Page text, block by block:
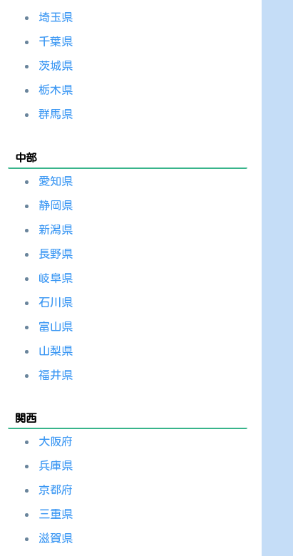
埼玉県
千葉県
茨城県
栃木県
群馬県
中部
愛知県
静岡県
新潟県
長野県
岐阜県
石川県
富山県
山梨県
福井県
関西
大阪府
兵庫県
京都府
三重県
滋賀県